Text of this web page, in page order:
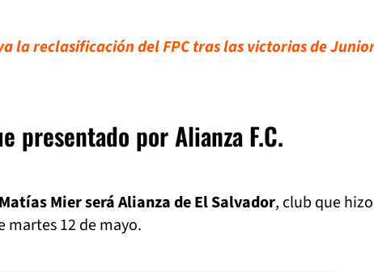
la reclasificación del FPC tras las victorias de
presentado por Alianza F.C.
Matías Mier será Alianza de El Salvador, club que hizo
martes 12 de mayo.